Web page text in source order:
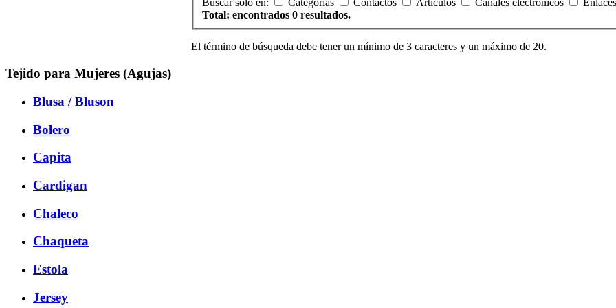
Buscar solo en:
Categorías Contactos Artículos Canales electrónicos
Total: encontrados 0 resultados.
El término de búsqueda debe tener un mínimo de 3 caracteres y un máximo de 20.
Tejido para Mujeres (Agujas)
Blusa / Bluson
Bolero
Capita
Cardigan
Chaleco
Chaqueta
Estola
Jersey